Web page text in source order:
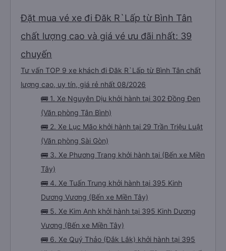
Đặt mua vé xe đi Đăk R`Lấp từ Bình Tân
chất lượng cao và giá vé ưu đãi nhất: 39
chuyến
Tư vấn TOP 9 xe khách đi Đăk R`Lấp từ Bình Tân chất
lượng cao, uy tín, giá rẻ nhất 08/2026
🚌 1. Xe Nguyên Dịu khởi hành tại 302 Đồng Đen
(Văn phòng Tân Bình)
🚌 2. Xe Lục Mão khởi hành tại 29 Trần Triệu Luật
(Văn phòng Sài Gòn)
🚌 3. Xe Phương Trang khởi hành tại (Bến xe Miền
Tây)
🚌 4. Xe Tuấn Trung khởi hành tại 395 Kinh
Dương Vương (Bến xe Miền Tây)
🚌 5. Xe Kim Anh khởi hành tại 395 Kinh Dương
Vương (Bến xe Miền Tây)
🚌 6. Xe Quý Thảo (Đắk Lắk) khởi hành tại 395